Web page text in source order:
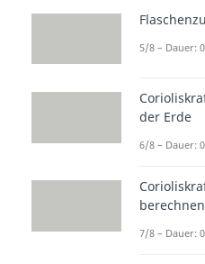
da dort
Die
der
5/8 – Dauer:
der Erde
6/8 – Dauer:
berechnen
7/8 – Dauer: